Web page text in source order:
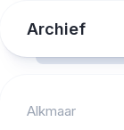
Archief
Alkmaar